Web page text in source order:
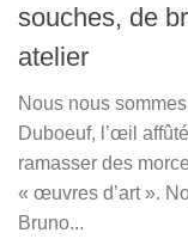
souches, de
atelier
Nous nous
Duboeuf, l’œil
ramasser des
« œuvres d’art ».
Bruno...